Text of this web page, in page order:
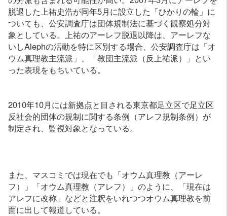
脱退した上祐史浩が同年5月に設立した「ひかりの輪」に
ついても、公安調査庁は団体規制法に基づく観察処分対
象としている。上祐のアーレフ脱退以降は、アーレフな
いしAlephの活動を特に区別する場合、公安調査庁は「オ
ウム真理教主流派」、「教団主流派（反上祐派）」とい
った表現をもちいている。
2010年10月には新拠点と目される東京都足立区で足立区
反社会的団体の規制に関する条例（アレフ規制条例）が
制定され、監視対象となっている。
また、マスコミでは現在でも「オウム真理教（アーレ
フ）」「オウム真理教（アレフ）」のように、「現在は
アレフに改称」などと注釈をいれつつオウム真理教を前
面に出して報道している。